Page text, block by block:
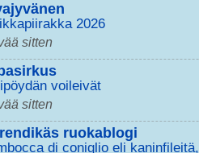
2026
sitten
voileivät
sitten
ruokablogi
di coniglio eli kaninfileitä,